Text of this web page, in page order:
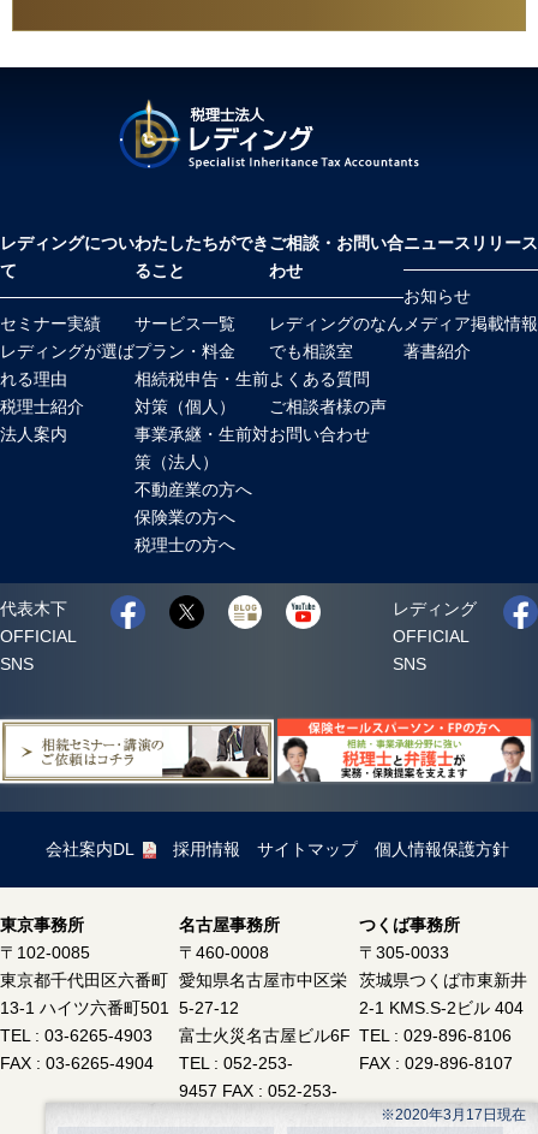
※2020年3月17日現在
レディングについ
て
セミナー実績
レディングが選ば
れる理由
税理士紹介
法人案内
わたしたちができ
ること
サービス一覧
プラン・料金
相続税申告・生前
対策（個人）
事業承継・生前対
策（法人）
不動産業の方へ
保険業の方へ
税理士の方へ
ご相談・お問い合
わせ
レディングのなん
でも相談室
よくある質問
ご相談者様の声
お問い合わせ
ニュースリリース
お知らせ
メディア掲載情報
著書紹介
代表木下
OFFICIAL
SNS
レディング
OFFICIAL
SNS
会社案内DL 採用情報 サイトマップ 個人情報保護方針
東京事務所
〒102-0085
東京都千代田区六番町
13-1 ハイツ六番町501
TEL : 03-6265-4903
FAX : 03-6265-4904
名古屋事務所
〒460-0008
愛知県名古屋市中区栄
5-27-12
富士火災名古屋ビル6F
TEL : 052-253-
9457 FAX : 052-253-
つくば事務所
〒305-0033
茨城県つくば市東新井
2-1 KMS.S-2ビル 404
TEL : 029-896-8106
FAX : 029-896-8107